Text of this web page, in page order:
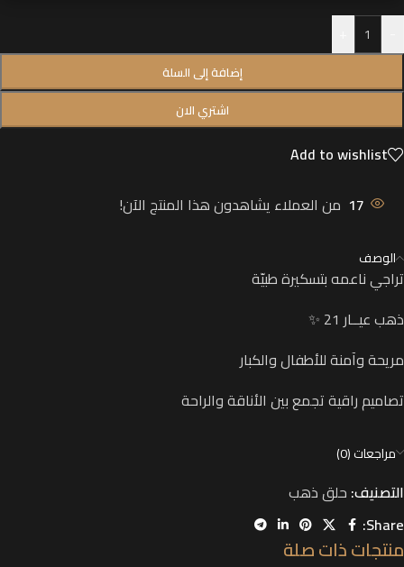
إضافة إلى السلة
اشتري الان
Add to wishlist
17 من العملاء يشاهدون هذا المنتج الآن!
الوصف
تراجي ناعمه بتسكيرة طبيّة
ذهب عيــار 21 ✨
مريحة وآمنة للأطفال والكبار
تصاميم راقية تجمع بين الأناقة والراحة
مراجعات (0)
التصنيف: حلق ذهب
Share:
منتجات ذات صلة